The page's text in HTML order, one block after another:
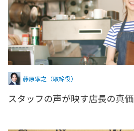
藤原寧之（取締役）
スタッフの声が映す店長の真価